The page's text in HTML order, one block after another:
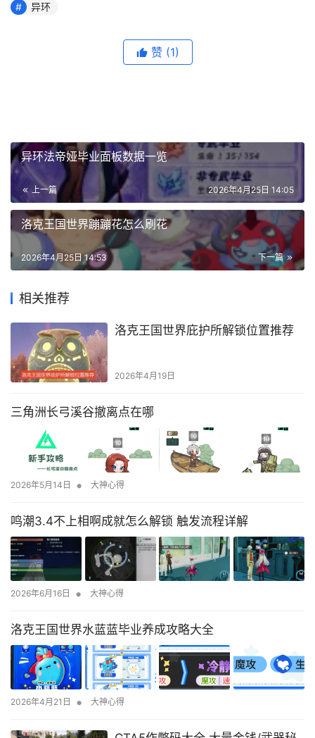
异环
赞 (1)
异环法帝娅毕业面板数据一览
上一篇 2026年4月25日 14:05
洛克王国世界蹦蹦花怎么刷花
下一篇
2026年4月25日 14:53
相关推荐
洛克王国世界庇护所解锁位置推荐
2026年4月19日
三角洲长弓溪谷撤离点在哪
2026年5月14日 • 大神心得
鸣潮3.4不上相啊成就怎么解锁 触发流程详解
2026年6月16日 • 大神心得
洛克王国世界水蓝蓝毕业养成攻略大全
2026年4月21日 • 大神心得